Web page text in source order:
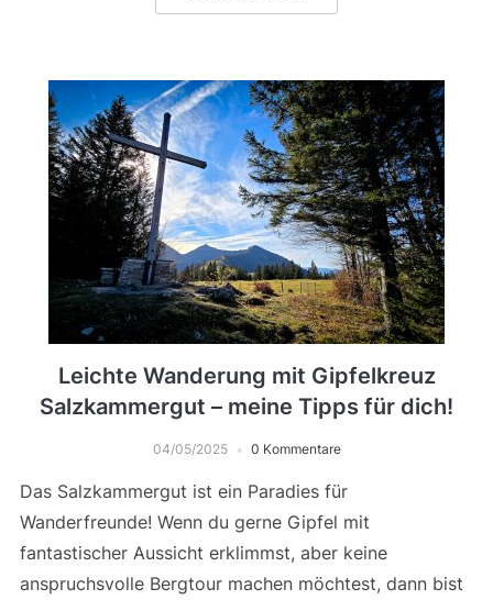
Leichte Wanderung mit Gipfelkreuz
Salzkammergut – meine Tipps für dich!
04/05/2025 0 Kommentare
Das Salzkammergut ist ein Paradies für
Wanderfreunde! Wenn du gerne Gipfel mit
fantastischer Aussicht erklimmst, aber keine
anspruchsvolle Bergtour machen möchtest, dann bist